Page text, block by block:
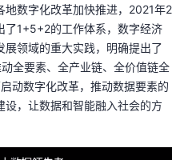
地数字化改革加快推进，2021年2
了1+5+2的工作体系，数字经济
领域的重大实践，明确提出了
全要素、全产业链、全价值链全
动数字化改革，推动数据要素的
，让数据和智能融入社会的方